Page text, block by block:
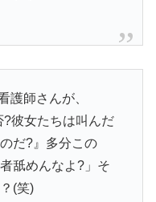
護師さんが、
彼女たちは叫んだ
だ?』多分この
舐めんなよ?」そ
(笑)